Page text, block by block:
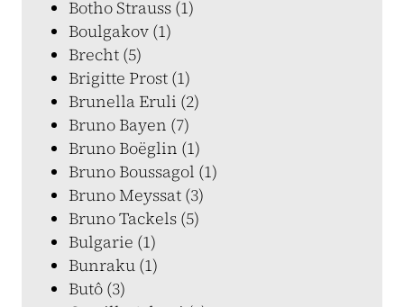
Botho Strauss (1)
Boulgakov (1)
Brecht (5)
Brigitte Prost (1)
Brunella Eruli (2)
Bruno Bayen (7)
Bruno Boëglin (1)
Bruno Boussagol (1)
Bruno Meyssat (3)
Bruno Tackels (5)
Bulgarie (1)
Bunraku (1)
Butô (3)